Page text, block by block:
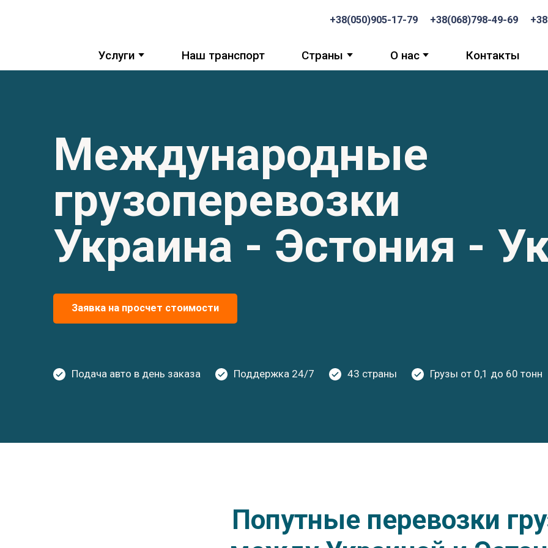
+38(050)905-17-79 +38(068)798-49-69
Услуги Наш транспорт Страны О нас Контакты
Международные
грузоперевозки
Украина - Эстония -
Заявка на просчет стоимости
Подача авто в день заказа Поддержка 24/7 43 страны Грузы от 0,1 до 60 тонн
Попутные перевозки